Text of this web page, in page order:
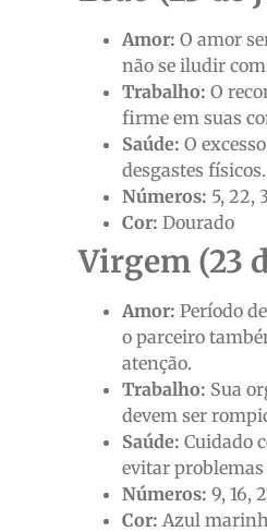
Amor: O amor
não se iludir
Trabalho: O
firme em suas
Saúde: O
desgastes físicos.
Números: 5, 22,
Cor: Dourado
Virgem (23
Amor: Período
o parceiro
atenção.
Trabalho: Sua
devem ser
Saúde: Cuidado
evitar problemas
Números: 9, 16,
Cor: Azul